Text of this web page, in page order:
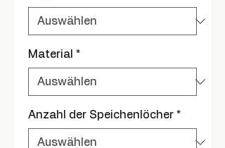
Material *
Anzahl der Speichenlöcher *